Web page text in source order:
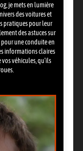
je mets en lumière
des voitures et
pratiques pour leur
des astuces sur
une conduite en
informations claires
véhicules, qu’ils